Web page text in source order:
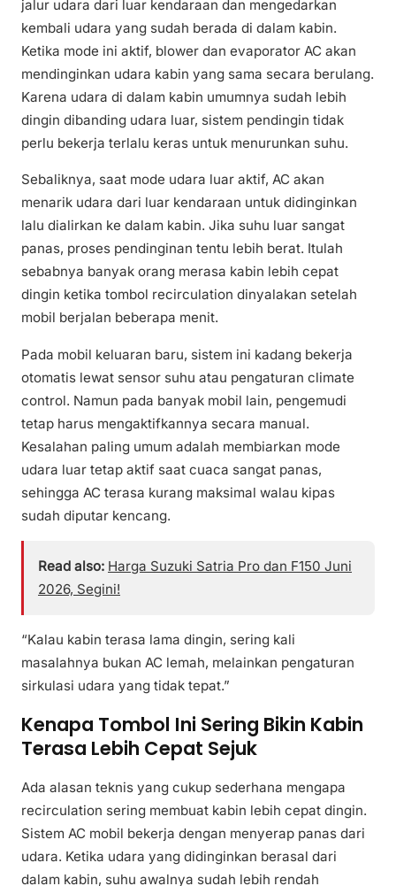
jalur udara dari luar kendaraan dan mengedarkan
kembali udara yang sudah berada di dalam kabin.
Ketika mode ini aktif, blower dan evaporator AC akan
mendinginkan udara kabin yang sama secara berulang.
Karena udara di dalam kabin umumnya sudah lebih
dingin dibanding udara luar, sistem pendingin tidak
perlu bekerja terlalu keras untuk menurunkan suhu.
Sebaliknya, saat mode udara luar aktif, AC akan
menarik udara dari luar kendaraan untuk didinginkan
lalu dialirkan ke dalam kabin. Jika suhu luar sangat
panas, proses pendinginan tentu lebih berat. Itulah
sebabnya banyak orang merasa kabin lebih cepat
dingin ketika tombol recirculation dinyalakan setelah
mobil berjalan beberapa menit.
Pada mobil keluaran baru, sistem ini kadang bekerja
otomatis lewat sensor suhu atau pengaturan climate
control. Namun pada banyak mobil lain, pengemudi
tetap harus mengaktifkannya secara manual.
Kesalahan paling umum adalah membiarkan mode
udara luar tetap aktif saat cuaca sangat panas,
sehingga AC terasa kurang maksimal walau kipas
sudah diputar kencang.
Read also: Harga Suzuki Satria Pro dan F150 Juni
2026, Segini!
“Kalau kabin terasa lama dingin, sering kali
masalahnya bukan AC lemah, melainkan pengaturan
sirkulasi udara yang tidak tepat.”
Kenapa Tombol Ini Sering Bikin Kabin
Terasa Lebih Cepat Sejuk
Ada alasan teknis yang cukup sederhana mengapa
recirculation sering membuat kabin lebih cepat dingin.
Sistem AC mobil bekerja dengan menyerap panas dari
udara. Ketika udara yang didinginkan berasal dari
dalam kabin, suhu awalnya sudah lebih rendah